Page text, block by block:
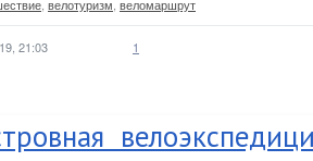
велотуризм веломаршрут
21:03 1